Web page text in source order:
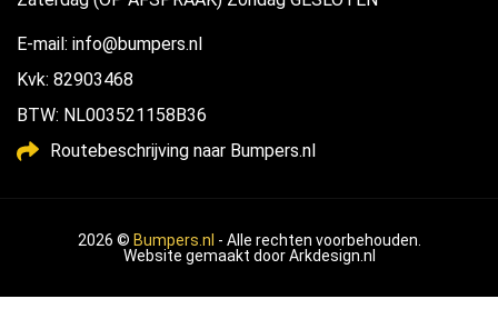
E-mail: info@bumpers.nl
Kvk: 82903468
BTW: NL003521158B36
Routebeschrijving naar Bumpers.nl
2026 © Bumpers.nl - Alle rechten voorbehouden.
Website gemaakt doorArkdesign.nl